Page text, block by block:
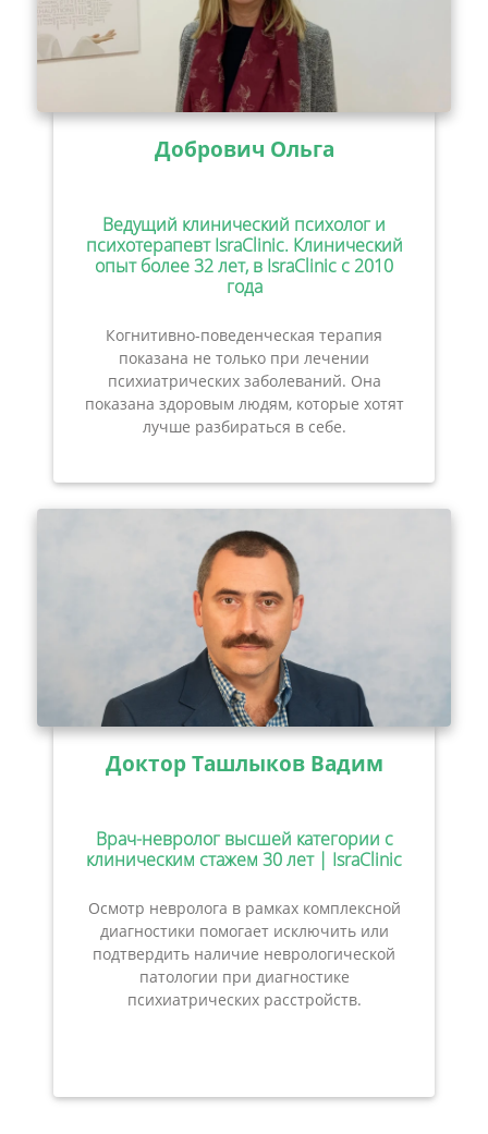
Добрович Ольга
Ведущий клинический психолог и
психотерапевт IsraClinic. Клинический
опыт более 32 лет, в IsraClinic с 2010
года
Когнитивно-поведенческая терапия
показана не только при лечении
психиатрических заболеваний. Она
показана здоровым людям, которые хотят
лучше разбираться в себе.
Доктор Ташлыков Вадим
Врач-невролог высшей категории с
клиническим стажем 30 лет | IsraClinic
Осмотр невролога в рамках комплексной
диагностики помогает исключить или
подтвердить наличие неврологической
патологии при диагностике
психиатрических расстройств.